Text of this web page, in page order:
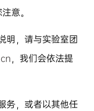
意。
明，请与实验室团
cn ，我们会依法提
务，或者以其他任